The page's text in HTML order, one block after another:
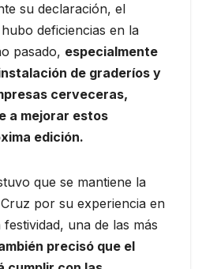
su declaración, el
deficiencias en la
pasado, especialmente
de graderíos y
cerveceras,
a mejorar estos
edición.
que se mantiene la
por su experiencia en
una de las más
precisó que el